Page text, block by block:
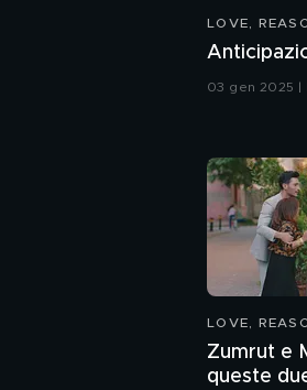
LOVE,
03 gen 2025 |
LOVE,
Zumrut e
queste